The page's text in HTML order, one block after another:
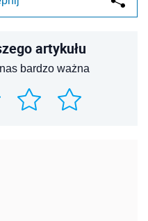
artykułu
bardzo ważna